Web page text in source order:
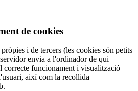
de cookies
i de tercers (les cookies són petits
envia a l'ordinador de qui
correcte funcionament i visualització
així com la recollida